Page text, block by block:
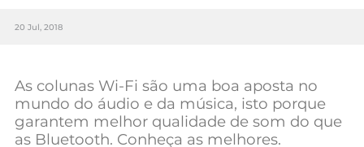
Tecnologia
Negócios
20 Jul, 2018
As colunas Wi-Fi são uma boa aposta no
mundo do áudio e da música, isto porque
garantem melhor qualidade de som do que
as Bluetooth. Conheça as melhores.